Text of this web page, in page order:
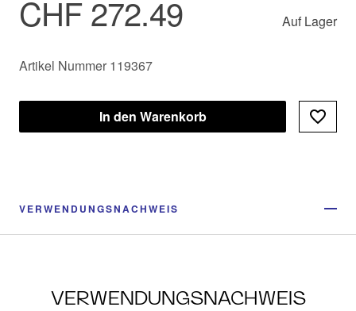
CHF 272.49 Auf Lager
Artikel Nummer 119367
In den Warenkorb
VERWENDUNGSNACHWEIS
VERWENDUNGSNACHWEIS